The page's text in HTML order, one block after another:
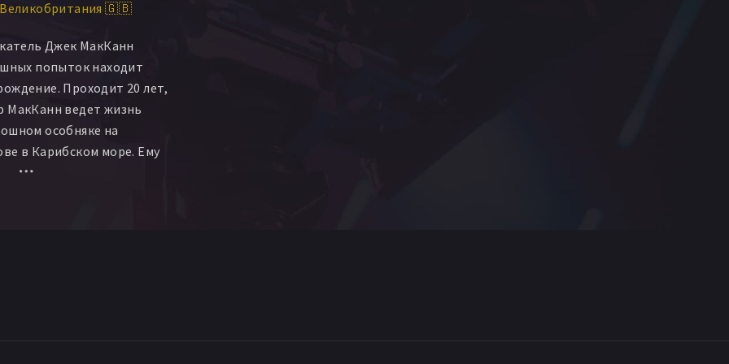
Скотт Эддис
Group
Джери Дьюсон
Сандра Фризен
Лэйн
Великобритания 🇬🇧
Джек МакКанн
попыток находит
Проходит 20 лет,
МакКанн ведет жизнь
особняке на
в Карибском море. Ему
женой и